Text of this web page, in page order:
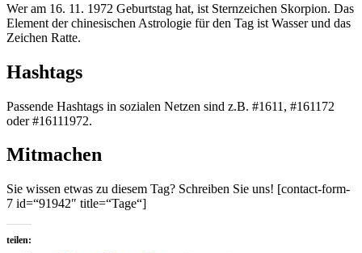
Wer am 16. 11. 1972 Geburtstag hat, ist Sternzeichen Skorpion. Das
Element der chinesischen Astrologie für den Tag ist Wasser und das
Zeichen Ratte.
Hashtags
Passende Hashtags in sozialen Netzen sind z.B. #1611, #161172
oder #16111972.
Mitmachen
Sie wissen etwas zu diesem Tag? Schreiben Sie uns! [contact-form-
7 id=“91942″ title=“Tage“]
teilen: